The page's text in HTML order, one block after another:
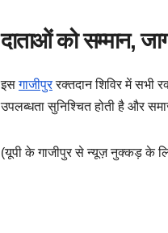
दाताओं को सम्मान,
इसगाजीपुररक्तदान शिविर में सभी
उपलब्धता सुनिश्चित होती है और
(यूपी के गाजीपुर से न्यूज़ नुक्कड़ के